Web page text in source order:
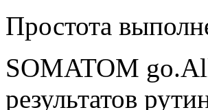
Простота
SOMATOM
результатов